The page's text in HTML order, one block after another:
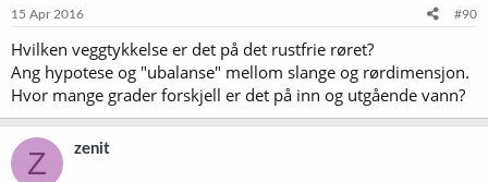
15 Apr 2016 #90
Hvilken veggtykkelse er det på det rustfrie røret?
Ang hypotese og "ubalanse" mellom slange og rørdimensjon.
Hvor mange grader forskjell er det på inn og utgående vann?
Z zenit